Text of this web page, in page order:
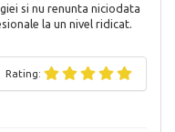
si nu renunta niciodata
la un nivel ridicat.
Rating: